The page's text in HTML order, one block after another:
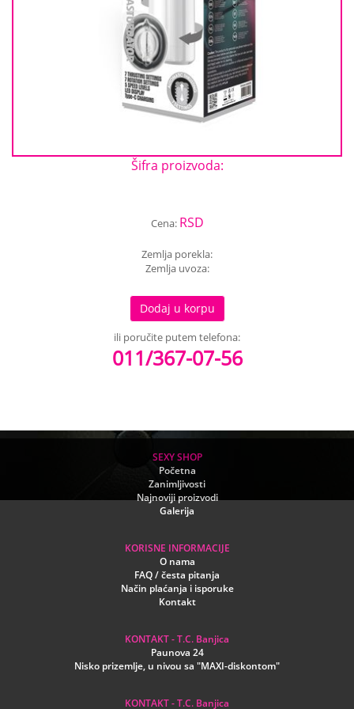
Šifra proizvoda:
Cena: RSD
Zemlja porekla:
Zemlja uvoza:
Dodaj u korpu
ili poručite putem telefona:
011/367-07-56
SEXY SHOP
Početna
Zanimljivosti
Najnoviji proizvodi
Galerija
KORISNE INFORMACIJE
O nama
FAQ / česta pitanja
Način plaćanja i isporuke
Kontakt
KONTAKT - T.C. Banjica
Paunova 24
Nisko prizemlje, u nivou sa "MAXI-diskontom"
KONTAKT - T.C. Banjica